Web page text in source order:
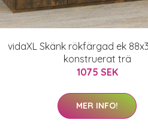
vidaXL Skänk rökfärgad ek
konstruerat trä
1075 SEK
MER INFO!